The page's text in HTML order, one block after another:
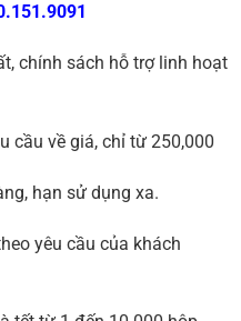
chính sách hỗ trợ linh hoạt
cầu về giá, chỉ từ 250,000
hạn sử dụng xa.
yêu cầu của khách